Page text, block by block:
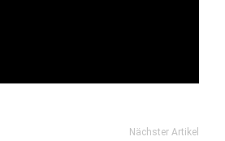
Nächster Artikel